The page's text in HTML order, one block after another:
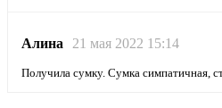
Алина 21 мая 2022 15:14
Получила сумку. Сумка симпатичная,